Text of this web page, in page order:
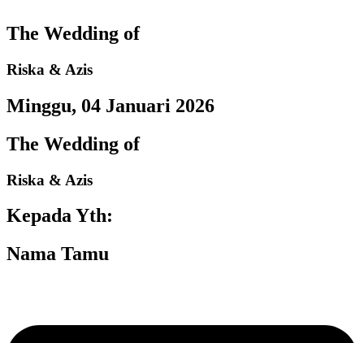
The Wedding of
Riska & Azis
Minggu, 04 Januari 2026
The Wedding of
Riska & Azis
Kepada Yth:
Nama Tamu